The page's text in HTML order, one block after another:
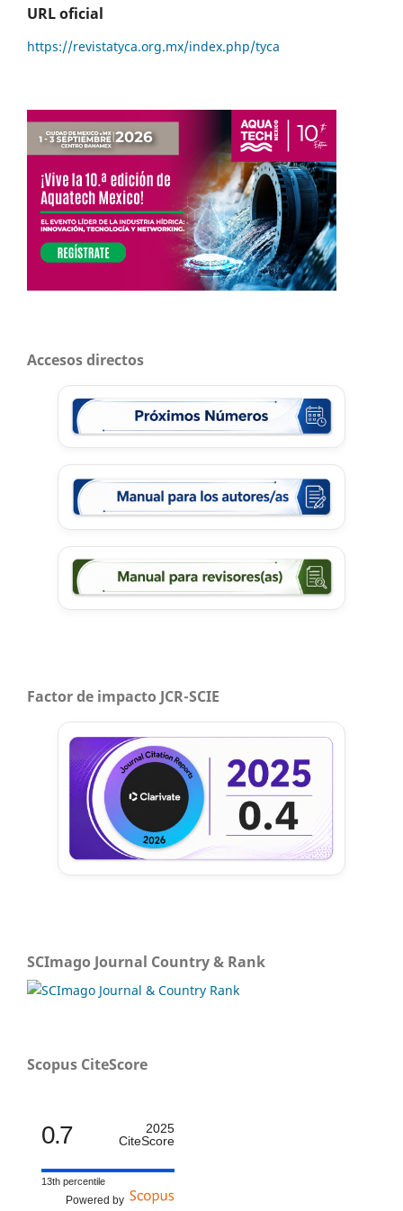
URL oficial
https://revistatyca.org.mx/index.php/tyca
Accesos directos
Factor de impacto JCR-SCIE
SCImago Journal Country & Rank
Scopus CiteScore
0.7
2025
CiteScore
13th percentile
Powered by